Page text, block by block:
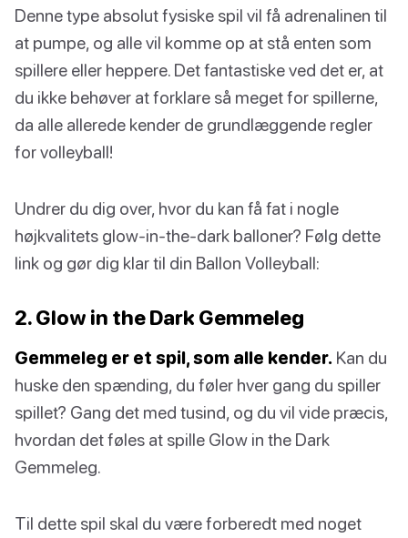
Denne type absolut fysiske spil vil få adrenalinen til
at pumpe, og alle vil komme op at stå enten som
spillere eller heppere. Det fantastiske ved det er, at
du ikke behøver at forklare så meget for spillerne,
da alle allerede kender de grundlæggende regler
for volleyball!
Undrer du dig over, hvor du kan få fat i nogle
højkvalitets glow-in-the-dark balloner? Følg dette
link og gør dig klar til din Ballon Volleyball:
2. Glow in the Dark Gemmeleg
Gemmeleg er et spil, som alle kender. Kan du
huske den spænding, du føler hver gang du spiller
spillet? Gang det med tusind, og du vil vide præcis,
hvordan det føles at spille Glow in the Dark
Gemmeleg.
Til dette spil skal du være forberedt med noget